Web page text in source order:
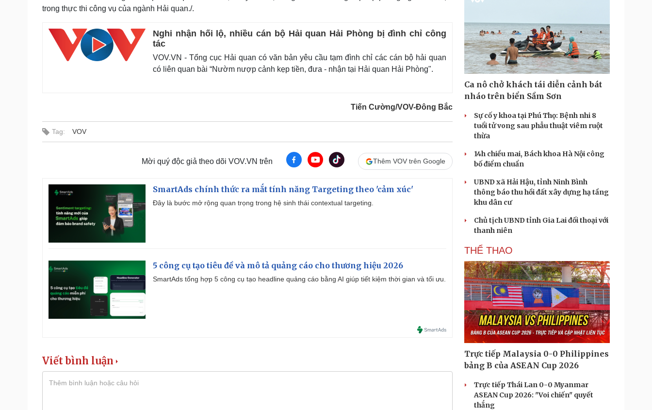
trong thực thi công vụ của ngành Hải quan./.
Nghi nhận hối lộ, nhiều cán bộ Hải quan Hải Phòng bị đình chỉ công
tác
VOV.VN - Tổng cục Hải quan có văn bản yêu cầu tạm đình chỉ các cán bộ hải quan
có liên quan bài “Nườm nượp cảnh kẹp tiền, đưa - nhận tại Hải quan Hải Phòng".
Tiến Cường/VOV-Đông Bắc
Tag: VOV
Mời quý độc giả theo dõi VOV.VN trên Thêm VOV trên Google
SmartAds chính thức ra mắt tính năng Targeting theo 'cảm xúc'
Đây là bước mở rộng quan trọng trong hệ sinh thái contextual targeting.
5 công cụ tạo tiêu đề và mô tả quảng cáo cho thương hiệu 2026
SmartAds tổng hợp 5 công cụ tạo headline quảng cáo bằng AI giúp tiết kiệm thời gian và tối ưu.
Viết bình luận
Ca nô chở khách tái diễn cảnh bát
nháo trên biển Sầm Sơn
Sự cố y khoa tại Phú Thọ: Bệnh nhi 8
tuổi tử vong sau phẫu thuật viêm ruột
thừa
14h chiều mai, Bách khoa Hà Nội công
bố điểm chuẩn
UBND xã Hải Hậu, tỉnh Ninh Bình
thông báo thu hồi đất xây dựng hạ tầng
khu dân cư
Chủ tịch UBND tỉnh Gia Lai đối thoại với
thanh niên
THỂ THAO
Trực tiếp Malaysia 0-0 Philippines
bảng B của ASEAN Cup 2026
Trực tiếp Thái Lan 0-0 Myanmar
ASEAN Cup 2026: "Voi chiến" quyết
thắng